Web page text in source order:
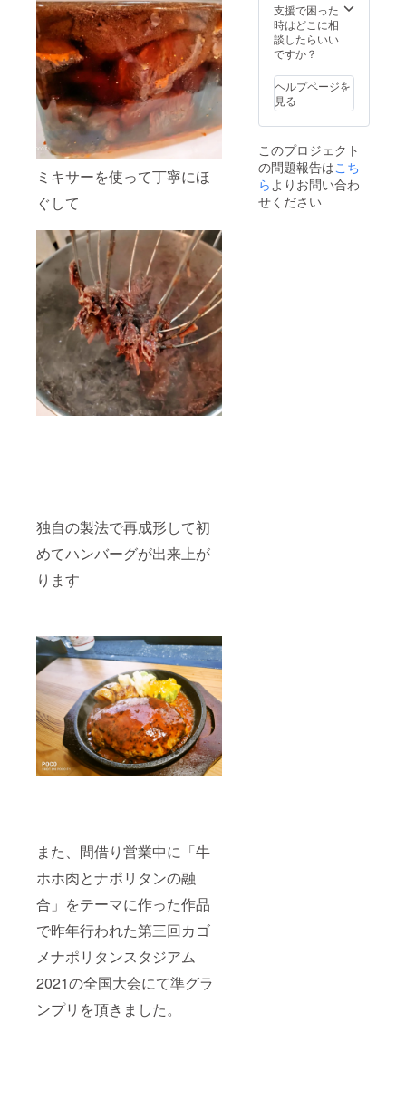
ミキサーを使って丁寧にほ
ぐして
独自の製法で再成形して初
めてハンバーグが出来上が
ります
また、間借り営業中に「牛
ホホ肉とナポリタンの融
合」をテーマに作った作品
で昨年行われた第三回カゴ
メナポリタンスタジアム
2021の全国大会にて準グラ
ンプリを頂きました。
支援で困った
時はどこに相
談したらいい
ですか？
ヘルプページを
見る
このプロジェクト
の問題報告はこち
ら よりお問い合わ
せください